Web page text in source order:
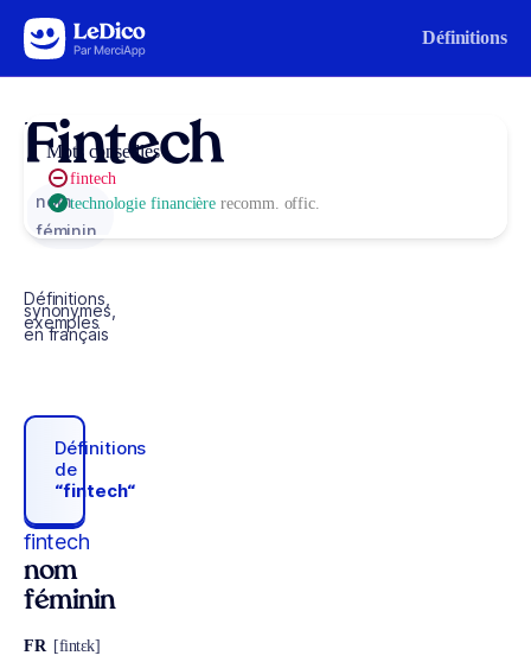
Aller au contenu Définitions
Fintech
nom
féminin
Définitions,
synonymes,
exemples
en français
Définitions
de
“fintech“
fintech
nom
féminin
FR [fintɛk]
Mots conseillés
fintech
technologie financièrerecomm. offic.